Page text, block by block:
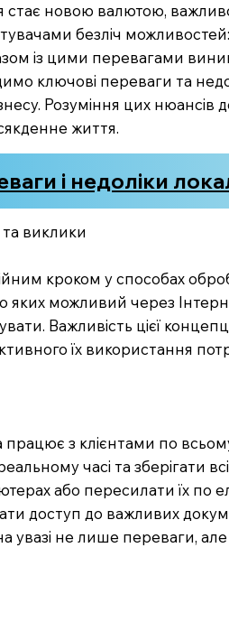
стає новою валютою,
безліч
із цими перевагами
ключові переваги та
Розуміння цих
життя.
і недоліки
виклики
кроком у способах
яких можливий через
Важливість цієї
їх використання
працює з клієнтами по
часі та зберігати
або пересилати їх по
доступ до важливих
увазі не лише переваги,